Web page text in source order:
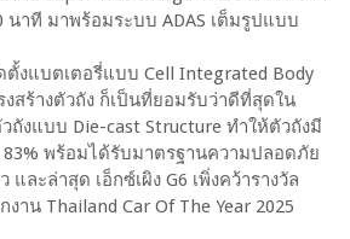
นาที มาพร้อมระบบ ADAS เต็มรูปแบบ
งแบตเตอรี่แบบ Cell Integrated Body
สร้างตัวถัง ก็เป็นที่ยอมรับว่าดีที่สุดใน
งแบบ Die-cast Structure ทำให้ตัวถังมี
พร้อมได้รับมาตรฐานความปลอดภัย
และล่าสุด เอ็กซ์เผิง G6 เพิ่งคว้ารางวัล
งาน Thailand Car Of The Year 2025